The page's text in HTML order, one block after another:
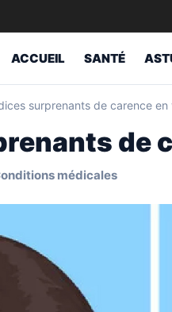
ACCUEIL SANTÉ
surprenants de carence en
de
médicales